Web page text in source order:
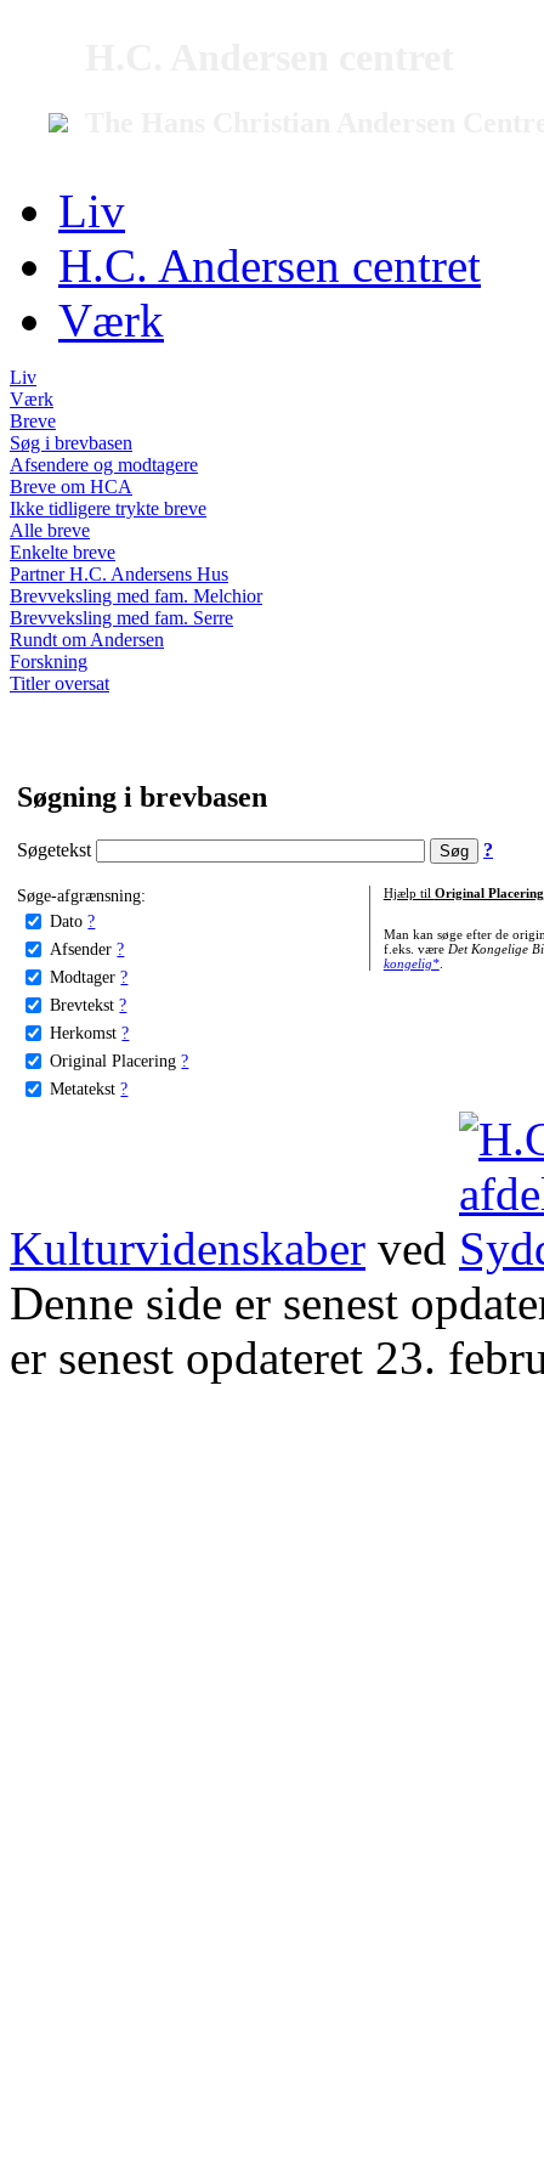
Liv
H.C. Andersen centret
Værk
Liv
Værk
Breve
Søg i brevbasen
Afsendere og modtagere
Breve om HCA
Ikke tidligere trykte breve
Alle breve
Enkelte breve
Partner H.C. Andersens Hus
Brevveksling med fam. Melchior
Brevveksling med fam. Serre
Rundt om Andersen
Forskning
Titler oversat
Søgning i brevbasen
Søgetekst ?
Søge-afgrænsning:
Dato ?
Afsender ?
Modtager ?
Brevtekst ?
Herkomst ?
Original Placering ?
Metatekst ?
Hjælp til Original Placering
Man kan søge efter de
f.eks. være Det Kongelige
kongelig*.
Kulturvidenskaber ved
Denne side er senest
er senest opdateret 23.